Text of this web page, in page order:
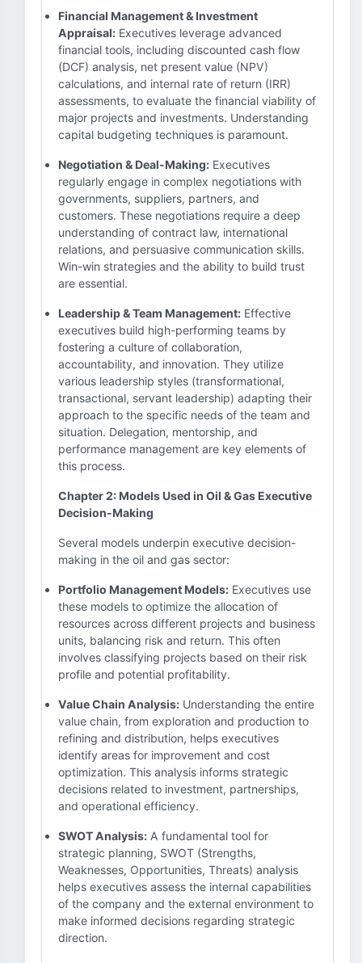
Financial Management & Investment
Appraisal: Executives leverage advanced
financial tools, including discounted cash flow
(DCF) analysis, net present value (NPV)
calculations, and internal rate of return (IRR)
assessments, to evaluate the financial viability of
major projects and investments. Understanding
capital budgeting techniques is paramount.
Negotiation & Deal-Making: Executives
regularly engage in complex negotiations with
governments, suppliers, partners, and
customers. These negotiations require a deep
understanding of contract law, international
relations, and persuasive communication skills.
Win-win strategies and the ability to build trust
are essential.
Leadership & Team Management: Effective
executives build high-performing teams by
fostering a culture of collaboration,
accountability, and innovation. They utilize
various leadership styles (transformational,
transactional, servant leadership) adapting their
approach to the specific needs of the team and
situation. Delegation, mentorship, and
performance management are key elements of
this process.
Chapter 2: Models Used in Oil & Gas Executive
Decision-Making
Several models underpin executive decision-
making in the oil and gas sector:
Portfolio Management Models: Executives use
these models to optimize the allocation of
resources across different projects and business
units, balancing risk and return. This often
involves classifying projects based on their risk
profile and potential profitability.
Value Chain Analysis: Understanding the entire
value chain, from exploration and production to
refining and distribution, helps executives
identify areas for improvement and cost
optimization. This analysis informs strategic
decisions related to investment, partnerships,
and operational efficiency.
SWOT Analysis: A fundamental tool for
strategic planning, SWOT (Strengths,
Weaknesses, Opportunities, Threats) analysis
helps executives assess the internal capabilities
of the company and the external environment to
make informed decisions regarding strategic
direction.